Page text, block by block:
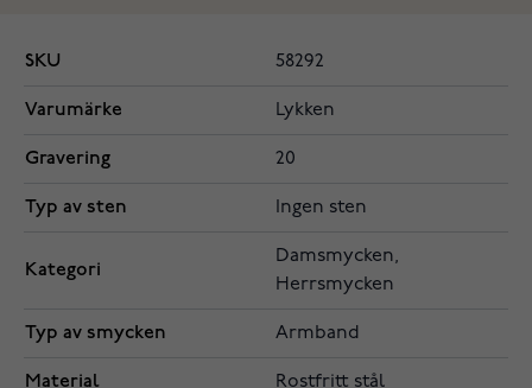
SKU 58292
Varumärke Lykken
Gravering 20
Typ av sten Ingen sten
Kategori
Damsmycken,
Herrsmycken
Typ av smycken Armband
Material Rostfritt stål